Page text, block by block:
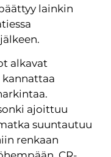
lainkin
alkavat
kannattaa
ajoittuu
suuntautuu
renkaan